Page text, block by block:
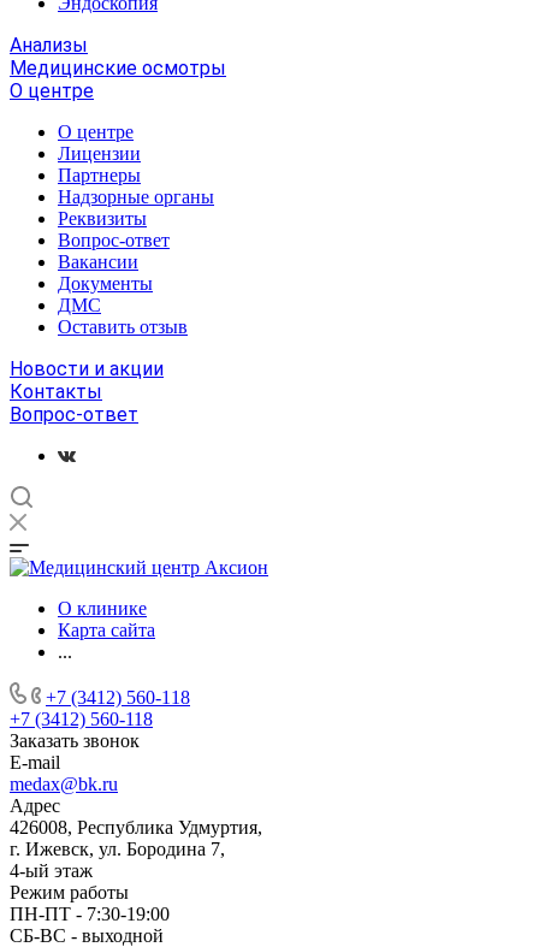
Анализы
Медицинские осмотры
О центре
О центре
Лицензии
Партнеры
Надзорные органы
Реквизиты
Вопрос-ответ
Вакансии
Документы
ДМС
Оставить отзыв
Новости и акции
Контакты
Вопрос-ответ
О клинике
Карта сайта
...
+7 (3412) 560-118
+7 (3412) 560-118
Заказать звонок
E-mail
medax@bk.ru
Адрес
426008, Республика Удмуртия,
г. Ижевск, ул. Бородина 7,
4-ый этаж
Режим работы
ПН-ПТ - 7:30-19:00
СБ-ВС - выходной